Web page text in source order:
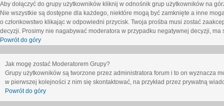
Aby dołączyć do grupy użytkowników kliknij w odnośnik grup użytkowników na
Nie wszystkie są dostępne dla każdego, niektóre mogą być zamknięte a inne
o członkowstwo klikając w odpowiedni przycisk. Twoja prośba musi zostać
decyzji. Prosimy nie nagabywać moderatora w przypadku negatywnej decyzji, ma
Powrót do góry
Jak mogę zostać Moderatorem Grupy?
Grupy użytkowników są tworzone przez administratora forum i to on wyznacza
w pierwszej kolejności z nim się skontaktować, na przykład przez prywatną
Powrót do góry